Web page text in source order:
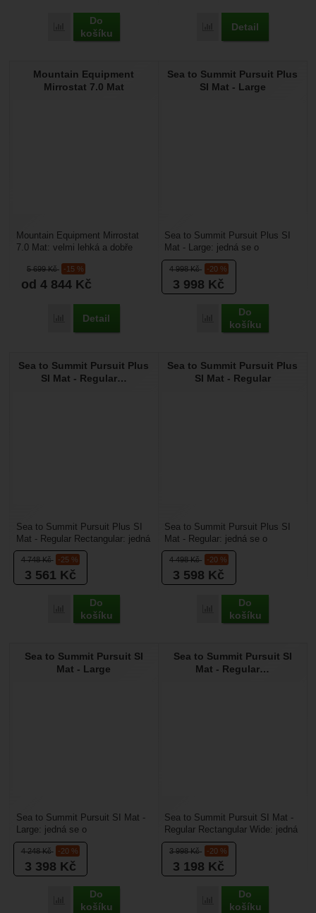
Přidat 'Mountain Equipment Helium 3.8 Warmzone Mat
Do
košíku
Přidat 'Mountain
Detail
Mountain Equipment
Mirrostat 7.0 Mat
5 699Kč -15 %
od 4 844 Kč
Přidat 'Mountain Equipment Mirrostat 7.0 Mat' k porovnání
Detail
Mountain Equipment Mirrostat
7.0 Mat: velmi lehká a dobře
která zabere...
Sea to Summit Pursuit Plus
SI Mat - Large
4 998Kč -20 %
3 998 Kč
Přidat 'Sea to Summit
Do
košíku
Sea to Summit Pursuit Plus SI
Mat - Large: jedná se o
samonafukovací karimatku na
spaní pro všechny milovníky...
Sea to Summit Pursuit Plus
SI Mat - Regular…
4 748Kč -25 %
3 561 Kč
Přidat 'Sea to Summit Pursuit Plus SI Mat - Regular
Do
košíku
Sea to Summit Pursuit Plus SI
Mat - Regular Rectangular: jedná
se o samonafukovací karimatku
na spaní...
Sea to Summit Pursuit Plus
SI Mat - Regular
4 498Kč -20 %
3 598 Kč
Přidat 'Sea to Summit
Do
košíku
Sea to Summit Pursuit Plus SI
Mat - Regular: jedná se o
samonafukovací karimatku na
spaní pro všechny...
Sea to Summit Pursuit SI
Mat - Large
4 248Kč -20 %
3 398 Kč
Přidat 'Sea to Summit Pursuit SI Mat - Large' k porovnání
Do
košíku
Sea to Summit Pursuit SI Mat -
Large: jedná se o
samonafukovací karimatku,
která byla navržena pro
všechny...
Sea to Summit Pursuit SI
Mat - Regular…
3 998Kč -20 %
3 198 Kč
Přidat 'Sea to Summit
Do
košíku
Sea to Summit Pursuit SI Mat -
Regular Rectangular Wide: jedná
se o samonafukovací karimatku,
která byla...